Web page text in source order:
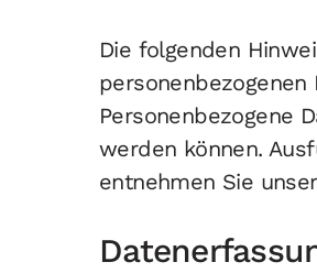
Die folgenden
Personenbezogene
werden können.
entnehmen Sie